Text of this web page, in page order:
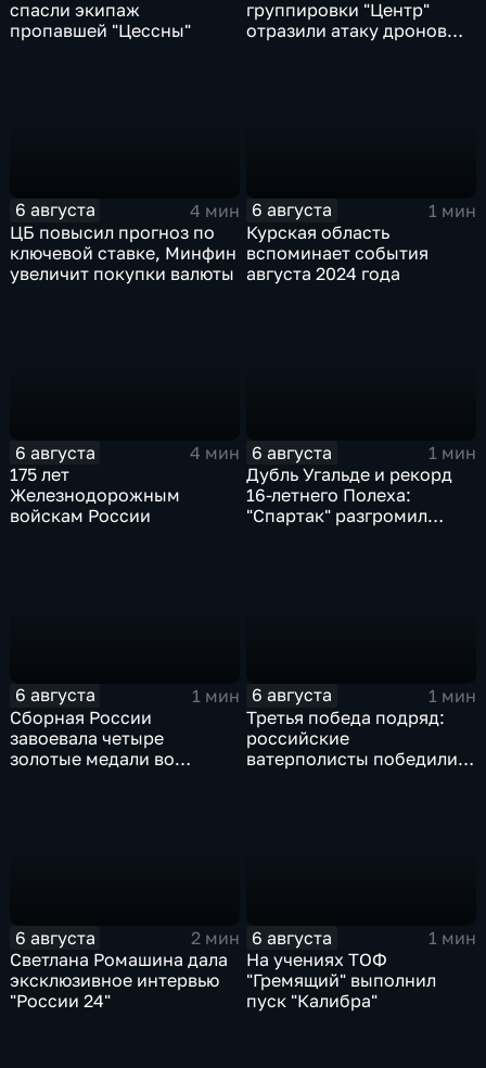
спасли экипаж
пропавшей "Цессны"
группировки "Центр"
отразили атаку дронов
6 августа
4 мин
ЦБ повысил прогноз по
ключевой ставке, Минфин
увеличит покупки валюты
6 августа
1 мин
Курская область
вспоминает события
августа 2024 года
6 августа
4 мин
175 лет
Железнодорожным
войскам России
6 августа
1 мин
Дубль Угальде и рекорд
16-летнего Полеха:
"Спартак" разгромил
6 августа
1 мин
Сборная России
завоевала четыре
золотые медали во
6 августа
1 мин
Третья победа подряд:
российские
ватерполисты победили
6 августа
2 мин
Светлана Ромашина дала
эксклюзивное интервью
"России 24"
6 августа
1 мин
На учениях ТОФ
"Гремящий" выполнил
пуск "Калибра"